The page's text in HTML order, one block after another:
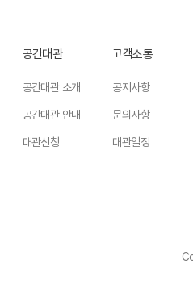
공간대관
공간대관 소개
공간대관 안내
대관신청
고객소통
공지사항
문의사항
대관일정